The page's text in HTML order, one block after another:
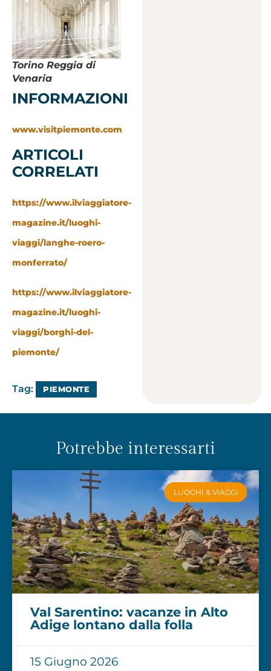
Torino Reggia di
Venaria
INFORMAZIONI
www.visitpiemonte.com
ARTICOLI
CORRELATI
https://www.ilviaggiatore-
magazine.it/luoghi-
viaggi/langhe-roero-
monferrato/
https://www.ilviaggiatore-
magazine.it/luoghi-
viaggi/borghi-del-
piemonte/
Tag: PIEMONTE
Potrebbe interessarti
LUOGHI & VIAGGI
Val Sarentino: vacanze in Alto
Adige lontano dalla folla
15 Giugno 2026